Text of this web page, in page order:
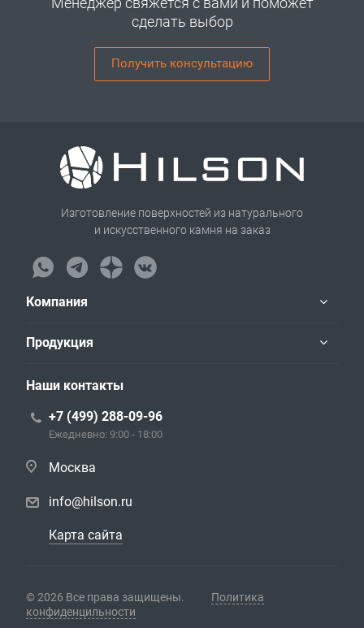
сделать выбор
Получить консультацию
Изготовление поверхностей из натурального
и искусственного камня на заказ
Компания
Продукция
Наши контакты
+7 (499) 288-09-96
Ежедневно: 9:00 - 18:00
Москва
info@hilson.ru
Карта сайта
© 2026 Все права защищены.
Политика
конфиденцильности